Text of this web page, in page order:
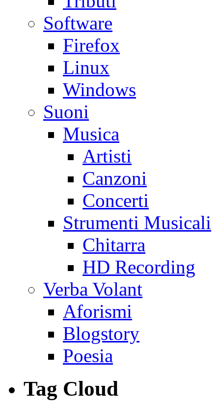
Software
Firefox
Linux
Windows
Suoni
Musica
Artisti
Canzoni
Concerti
Strumenti Musicali
Chitarra
HD Recording
Verba Volant
Aforismi
Blogstory
Poesia
Tag Cloud